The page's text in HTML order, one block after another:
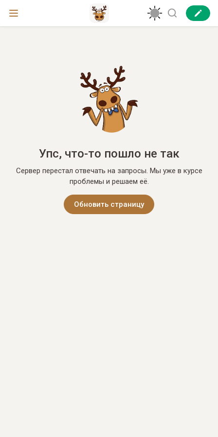
Упс, что-то пошло не так
Сервер перестал отвечать на запросы. Мы уже в курсе
проблемы и решаем её.
Обновить страницу